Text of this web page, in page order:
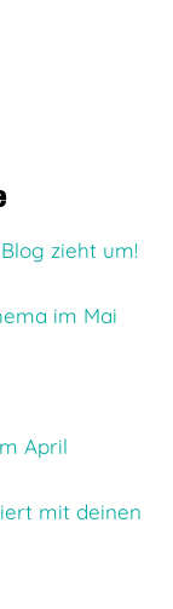
zieht um!
im Mai
April
mit deinen